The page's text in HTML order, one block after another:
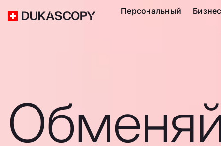
Персональный Бизнес